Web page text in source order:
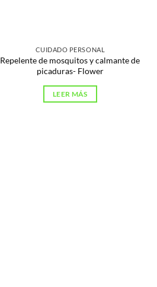
CUIDADO PERSONAL
Repelente de mosquitos y calmante de
picaduras- Flower
LEER MÁS